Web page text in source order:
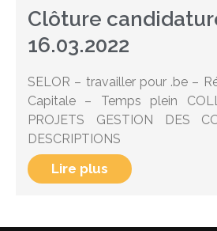
Clôture
16.03.2022
SELOR – travailler pour .be –
Capitale – Temps plein
PROJETS GESTION DES
DESCRIPTIONS
Lire plus